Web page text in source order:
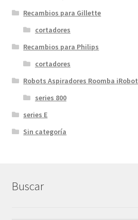
Recambios para Gillette
cortadores
Recambios para Philips
cortadores
Robots Aspiradores Roomba iRobot
series 800
series E
Sin categoría
Buscar